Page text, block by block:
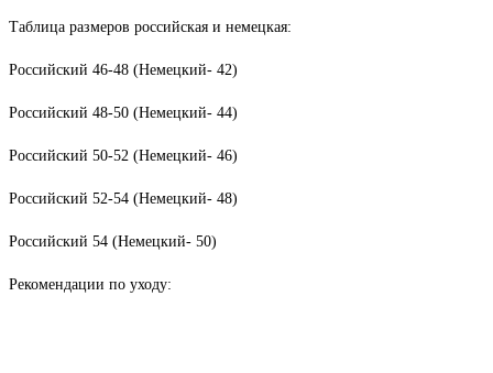
Таблица размеров российская и немецкая:
Российский 46-48 (Немецкий- 42)
Российский 48-50 (Немецкий- 44)
Российский 50-52 (Немецкий- 46)
Российский 52-54 (Немецкий- 48)
Российский 54 (Немецкий- 50)
Рекомендации по уходу: